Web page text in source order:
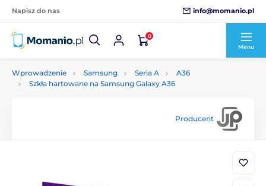
Napisz do nas info@momanio.pl
0
Menu
Wprowadzenie Samsung Seria A
A36
Szkła hartowane na Samsung Galaxy A36
Producent